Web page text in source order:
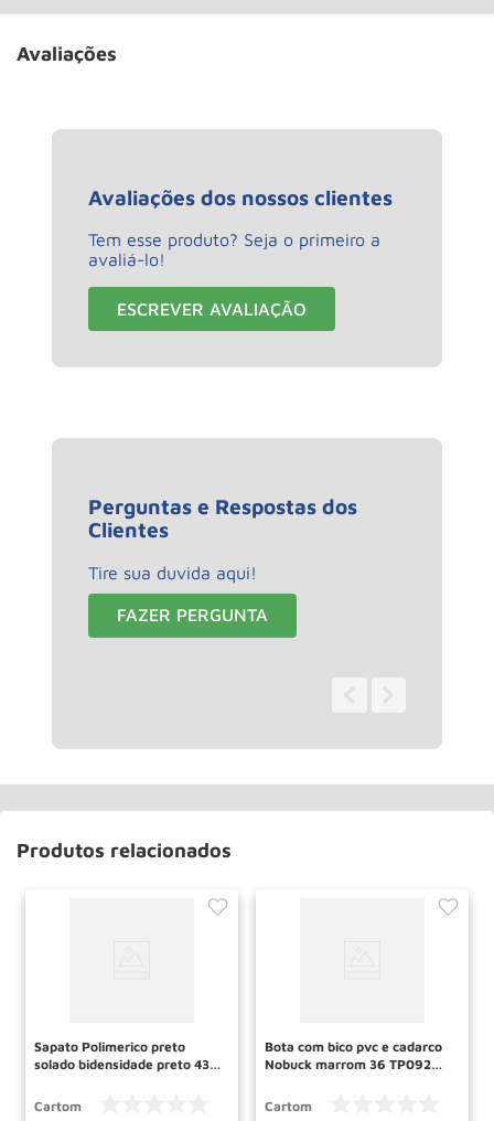
Avaliações
Avaliações dos nossos clientes
Tem esse produto? Seja o primeiro a
avaliá-lo!
ESCREVER AVALIAÇÃO
Perguntas e Respostas dos
Clientes
Tire sua duvida aqui!
FAZER PERGUNTA
Produtos relacionados
Sapato Polimerico preto
solado bidensidade preto 43
Cartom
Bota com bico pvc e cadarco
Nobuck marrom 36 TP092
Cartom